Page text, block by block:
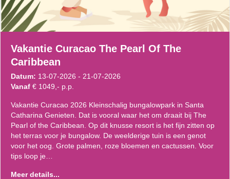
Vakantie Curacao The Pearl Of The
Caribbean
Datum: 13-07-2026 - 21-07-2026
Vanaf € 1049,- p.p.
Vakantie Curacao 2026 Kleinschalig bungalowpark in Santa
Catharina Genieten. Dat is vooral waar het om draait bij The
Pearl of the Caribbean. Op dit knusse resort is het fijn zitten op
het terras voor je bungalow. De weelderige tuin is een genot
voor het oog. Grote palmen, roze bloemen en cactussen. Voor
tips loop je…
Meer details...